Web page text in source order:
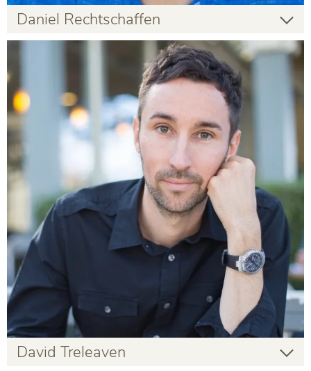
Daniel Rechtschaffen
Infos zur Person
Daniel Rechtschaffen
David Treleaven